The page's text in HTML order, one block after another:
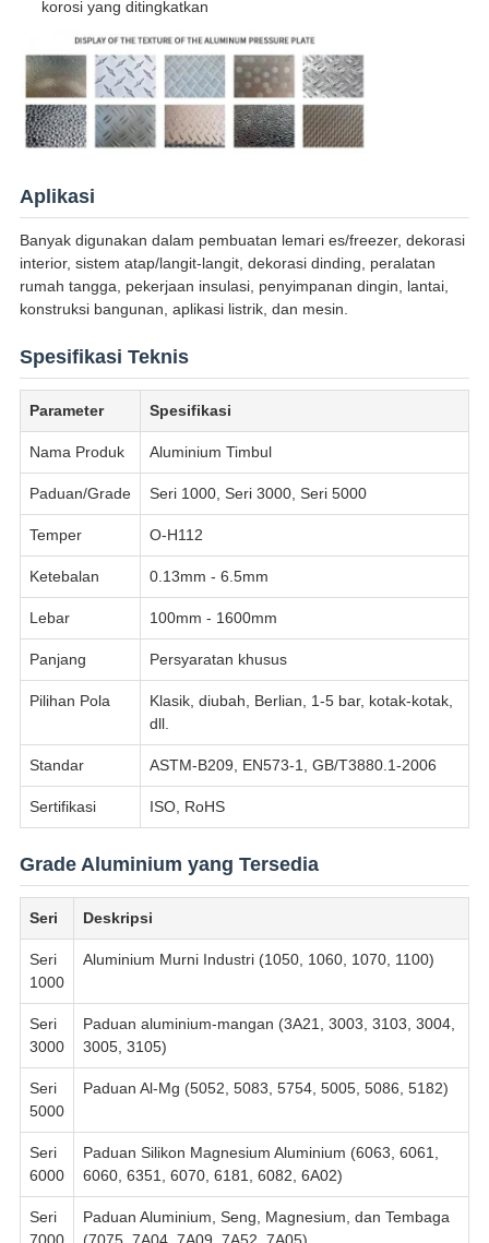
korosi yang ditingkatkan
Aplikasi
Banyak digunakan dalam pembuatan lemari es/freezer, dekorasi
interior, sistem atap/langit-langit, dekorasi dinding, peralatan
rumah tangga, pekerjaan insulasi, penyimpanan dingin, lantai,
konstruksi bangunan, aplikasi listrik, dan mesin.
Spesifikasi Teknis
Parameter Spesifikasi
Nama Produk Aluminium Timbul
Paduan/Grade Seri 1000, Seri 3000, Seri 5000
Temper O-H112
Ketebalan 0.13mm - 6.5mm
Lebar 100mm - 1600mm
Panjang Persyaratan khusus
Pilihan Pola
Klasik, diubah, Berlian, 1-5 bar, kotak-kotak,
dll.
Standar ASTM-B209, EN573-1, GB/T3880.1-2006
Sertifikasi ISO, RoHS
Grade Aluminium yang Tersedia
Seri Deskripsi
Seri
1000
Aluminium Murni Industri (1050, 1060, 1070, 1100)
Seri
3000
Paduan aluminium-mangan (3A21, 3003, 3103, 3004,
3005, 3105)
Seri
5000
Paduan Al-Mg (5052, 5083, 5754, 5005, 5086, 5182)
Seri
6000
Paduan Silikon Magnesium Aluminium (6063, 6061,
6060, 6351, 6070, 6181, 6082, 6A02)
Seri
7000
Paduan Aluminium, Seng, Magnesium, dan Tembaga
(7075, 7A04, 7A09, 7A52, 7A05)